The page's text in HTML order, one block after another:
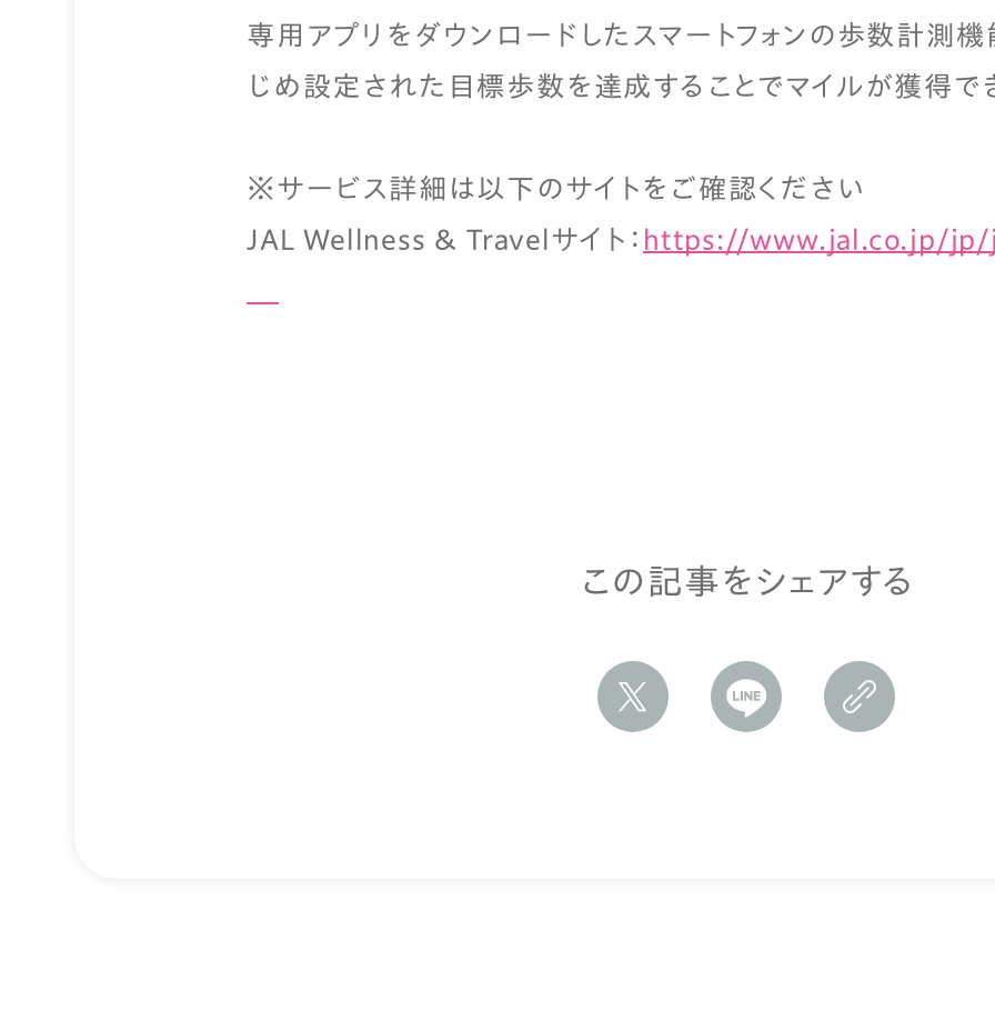
専用アプリをダウンロードしたスマートフォンの歩数計測機
じめ設定された目標歩数を達成することでマイルが獲得でき
※サービス詳細は以下のサイトをご確認ください
JAL Wellness & Travelサイト： https://www.jal.co.jp/
この記事をシェアする